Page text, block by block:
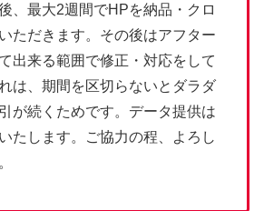
、最大2週間でHPを納品・クロ
ただきます。その後はアフター
出来る範囲で修正・対応をして
は、期間を区切らないとダラダ
が続くためです。データ提供は
たします。ご協力の程、よろし